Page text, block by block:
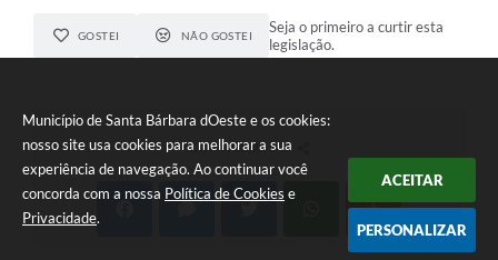
Município de Santa Bárbara dOeste e os cookies:
nosso site usa cookies para melhorar a sua
experiência de navegação. Ao continuar você
concorda com a nossa Política de Cookies e
Privacidade.
ACEITAR
PERSONALIZAR
GOSTEI NÃO GOSTEI
Seja o primeiro a curtir esta
legislação.
COMPARTILHAR